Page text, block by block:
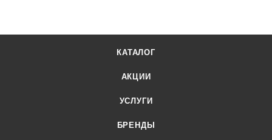
КАТАЛОГ
АКЦИИ
УСЛУГИ
БРЕНДЫ